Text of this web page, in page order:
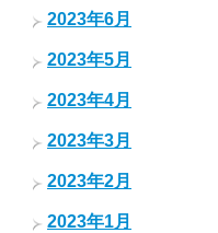
2023年6月
2023年5月
2023年4月
2023年3月
2023年2月
2023年1月